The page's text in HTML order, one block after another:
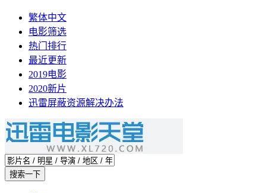
繁体中文
电影筛选
热门排行
最近更新
2019电影
2020新片
迅雷屏蔽资源解决办法